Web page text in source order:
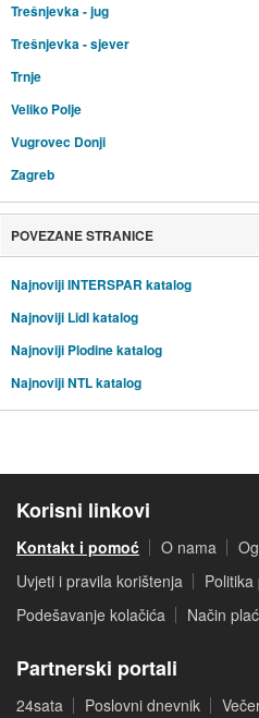
Trešnjevka - jug
Trešnjevka - sjever
Trnje
Veliko Polje
Vugrovec Donji
Zagreb
POVEZANE STRANICE
Najnoviji INTERSPAR katalog
Najnoviji Lidl katalog
Najnoviji Plodine katalog
Najnoviji NTL katalog
Korisni linkovi
Kontakt i pomoć O nama
Uvjeti i pravila korištenja
Podešavanje kolačića
Način
Partnerski portali
24sata Poslovni dnevnik